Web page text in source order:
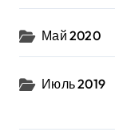
Май 2020
Июль 2019